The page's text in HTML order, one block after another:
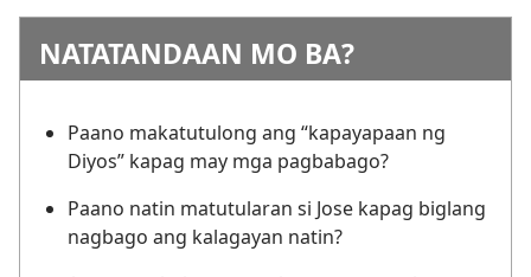
NATATANDAAN MO BA?
Paano makatutulong ang “kapayapaan ng
Diyos” kapag may mga pagbabago?
Paano natin matutularan si Jose kapag biglang
nagbago ang kalagayan natin?